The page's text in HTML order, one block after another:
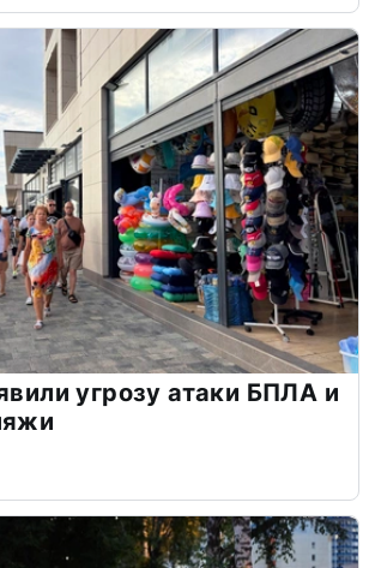
угрозу атаки БПЛА и